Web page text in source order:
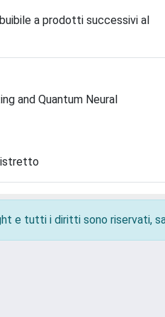
a prodotti successivi al
and Quantum Neural
e tutti i diritti sono riservati,